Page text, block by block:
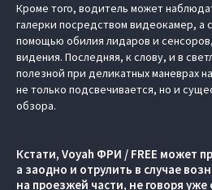
Кроме того, водитель может
галерки посредством видеокамер, а
помощью обилия лидаров и
видения. Последняя, к слову, и в
полезной при деликатных маневрах
не только подсвечивается, но и
обзора.
Кстати, Voyah ФРИ / FREE может
а заодно и отрулить в случае
на проезжей части, не говоря уже